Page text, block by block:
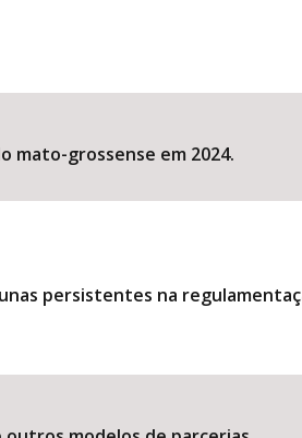
mato-grossense em 2024.
persistentes na